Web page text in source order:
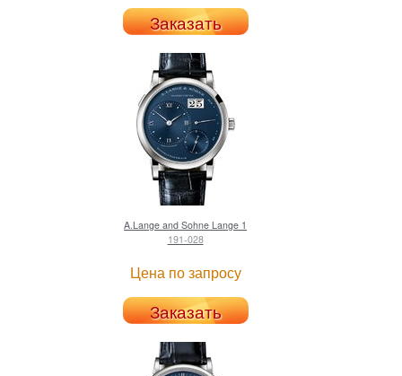
Заказать
A.Lange and Sohne Lange 1
191-028
Цена по запросу
Заказать